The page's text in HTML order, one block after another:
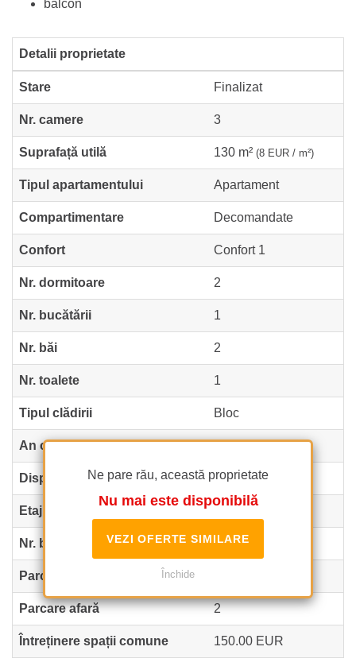
Ne pare rău, această proprietate
Nu mai este disponibilă
VEZI OFERTE SIMILARE
Închide
balcon
Detalii proprietate
Stare Finalizat
Nr. camere 3
Suprafață utilă 130 m² (8 EUR / m²)
Tipul apartamentului Apartament
Compartimentare Decomandate
Confort Confort 1
Nr. dormitoare 2
Nr. bucătării 1
Nr. băi 2
Nr. toalete 1
Tipul clădirii Bloc
An construcție 2009
Dispunere
Etaj
Nr. balcoane 1
Parcare înăuntru
Parcare afară 2
Întreținere spații comune 150.00 EUR